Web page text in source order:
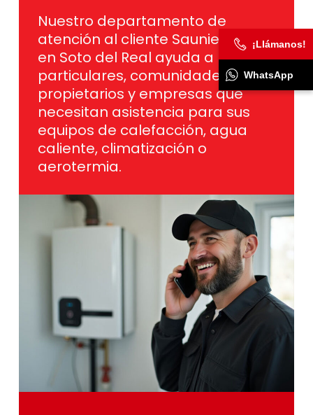
Nuestro departamento de
atención al cliente Saunier Duval
en Soto del Real ayuda a
particulares, comunidades de
propietarios y empresas que
necesitan asistencia para sus
equipos de calefacción, agua
caliente, climatización o
aerotermia.
¡Llámanos!
WhatsApp